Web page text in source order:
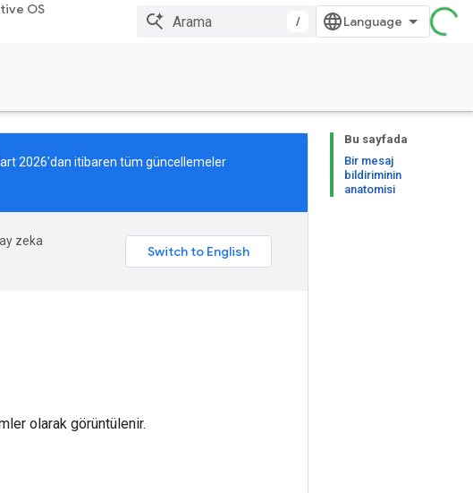
OS
/
Bu sayfada
Bir mesaj
bildiriminin
anatomisi
2026'dan itibaren tüm güncellemeler
zeka
olarak görüntülenir.